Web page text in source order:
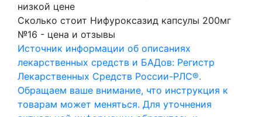
низкой цене
Сколько стоит Нифуроксазид капсулы 200мг
№16 - цена и отзывы
Источник информации об описаниях
лекарственных средств и БАДов: Регистр
Лекарственных Средств России-РЛС®.
Обращаем ваше внимание, что инструкция к
товарам может меняться. Для уточнения